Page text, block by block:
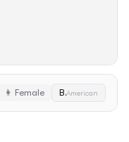
👩 Female Brian
American